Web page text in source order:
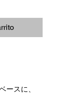
ースに、